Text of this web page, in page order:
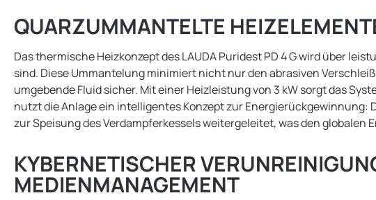
QUARZUMMANTELTE
Das thermische Heizkonzept des LAUDA Puridest PD 4 G wird über
sind. Diese Ummantelung minimiert nicht nur den abrasiven
umgebende Fluid sicher. Mit einer Heizleistung von 3 kW sorgt das
nutzt die Anlage ein intelligentes Konzept zur
zur Speisung des Verdampferkessels weitergeleitet, was den
KYBERNETISCHER
MEDIENMANAGEMENT